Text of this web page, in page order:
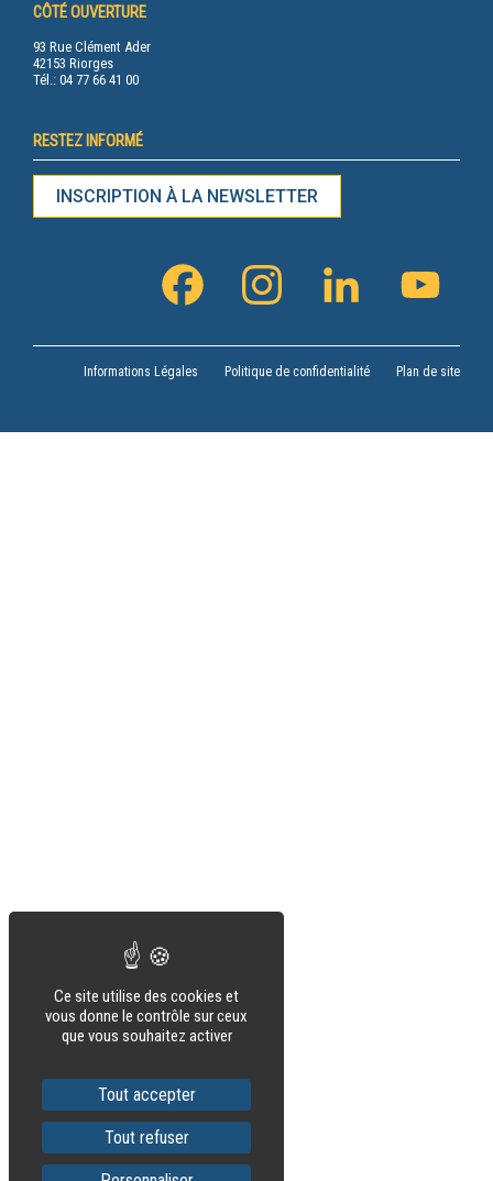
RESTEZ INFORMÉ
FACEBOOK INSTAGRAM LINKEDIN
CÔTÉ OUVERTURE
93 Rue Clément Ader
42153 Riorges
Tél.: 04 77 66 41 00
INSCRIPTION À LA NEWSLETTER
Informations Légales Politique de confidentialité Plan de site
Ce site utilise des cookies et
vous donne le contrôle sur ceux
que vous souhaitez activer
Tout accepter
Tout refuser